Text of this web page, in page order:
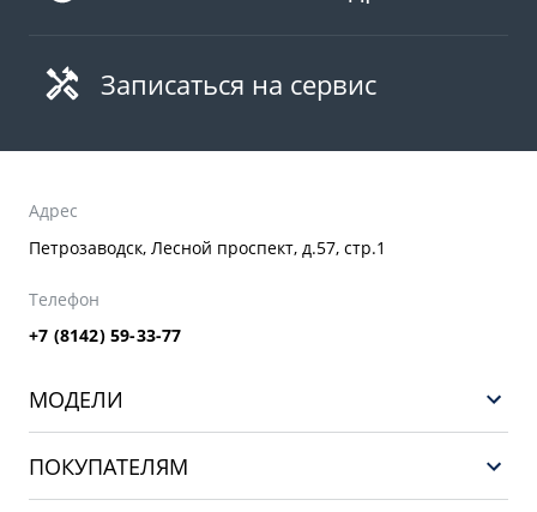
Записаться на сервис
Адрес
Петрозаводск, Лесной проспект, д.57, стр.1
Телефон
+7 (8142) 59-33-77
МОДЕЛИ
ПОКУПАТЕЛЯМ